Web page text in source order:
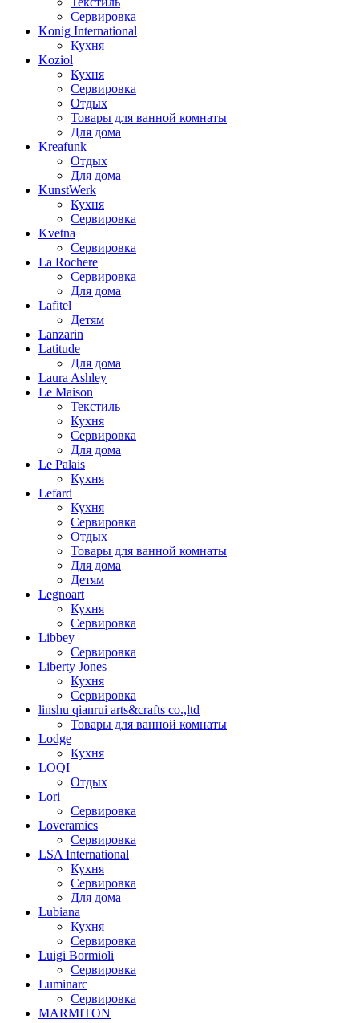
Сервировка
Konig International
Кухня
Koziol
Кухня
Сервировка
Отдых
Товары для ванной комнаты
Для дома
Kreafunk
Отдых
Для дома
KunstWerk
Кухня
Сервировка
Kvetna
Сервировка
La Rochere
Сервировка
Для дома
Lafitel
Детям
Lanzarin
Latitude
Для дома
Laura Ashley
Le Maison
Текстиль
Кухня
Сервировка
Для дома
Le Palais
Кухня
Lefard
Кухня
Сервировка
Отдых
Товары для ванной комнаты
Для дома
Детям
Legnoart
Кухня
Сервировка
Libbey
Сервировка
Liberty Jones
Кухня
Сервировка
linshu qianrui arts&crafts co.,ltd
Товары для ванной комнаты
Lodge
Кухня
LOQI
Отдых
Lori
Сервировка
Loveramics
Сервировка
LSA International
Кухня
Сервировка
Для дома
Lubiana
Кухня
Сервировка
Luigi Bormioli
Сервировка
Luminarc
Сервировка
MARMITON